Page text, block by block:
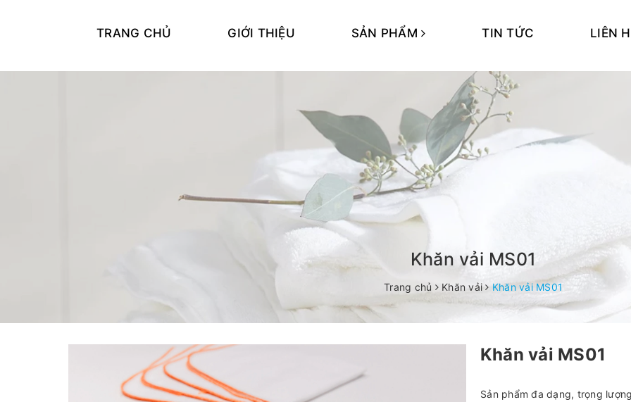
TRANG CHỦ GIỚI THIỆU SẢN PHẨM TIN TỨC LIÊN
Khăn vải MS01
Trang chủ Khăn vải Khăn vải MS01
Khăn vải MS01
Sản phẩm đa dạng, trọng